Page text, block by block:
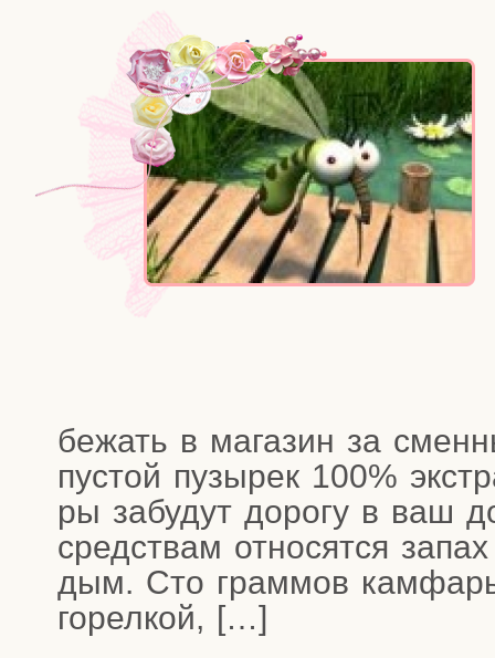
бежать в мага­зин за
пустой пузы­рек 100%
ры забу­дут доро­гу в ваш
сред­ствам отно­сят­ся
дым. Сто грам­мов
горелкой, […]